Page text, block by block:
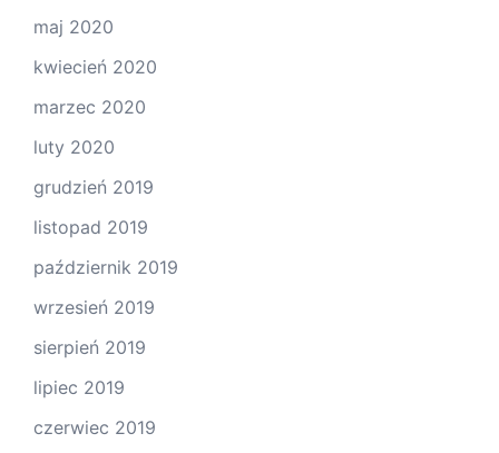
maj 2020
kwiecień 2020
marzec 2020
luty 2020
grudzień 2019
listopad 2019
październik 2019
wrzesień 2019
sierpień 2019
lipiec 2019
czerwiec 2019